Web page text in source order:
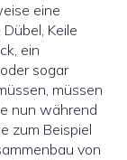
eine
Keile
ein
sogar
müssen
nun während
zum Beispiel
von